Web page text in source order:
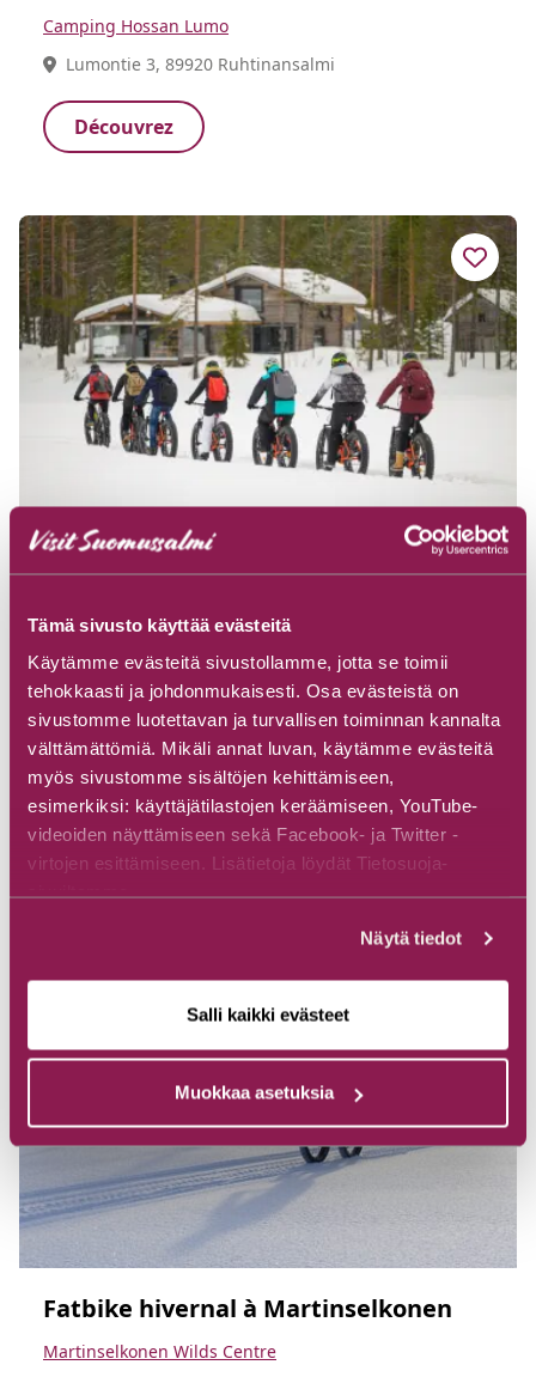
Tämä sivusto käyttää evästeitä
Käytämme evästeitä sivustollamme, jotta se toimii
tehokkaasti ja johdonmukaisesti. Osa evästeistä on
sivustomme luotettavan ja turvallisen toiminnan kannalta
välttämättömiä. Mikäli annat luvan, käytämme evästeitä
myös sivustomme sisältöjen kehittämiseen,
esimerkiksi: käyttäjätilastojen keräämiseen, YouTube-
videoiden näyttämiseen sekä Facebook- ja Twitter -
virtojen esittämiseen. Lisätietoja löydät Tietosuoja-
sivuiltamme.
Näytä tiedot
Salli kaikki evästeet
Muokkaa asetuksia
Camping Hossan Lumo
Lumontie 3, 89920 Ruhtinansalmi
Découvrez
Excursions et cours avec Kainuun
Luontoretket
Kainuun luontoretket
Joukojärventie 14, 89920 Suomussalmi
Découvrez
Fatbike hivernal à Martinselkonen
Martinselkonen Wilds Centre